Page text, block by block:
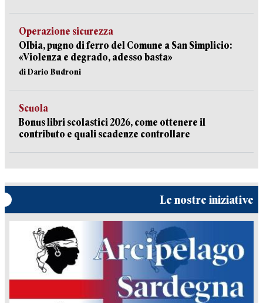
Operazione sicurezza
Olbia, pugno di ferro del Comune a San Simplicio:
«Violenza e degrado, adesso basta»
di Dario Budroni
Scuola
Bonus libri scolastici 2026, come ottenere il
contributo e quali scadenze controllare
Le nostre iniziative